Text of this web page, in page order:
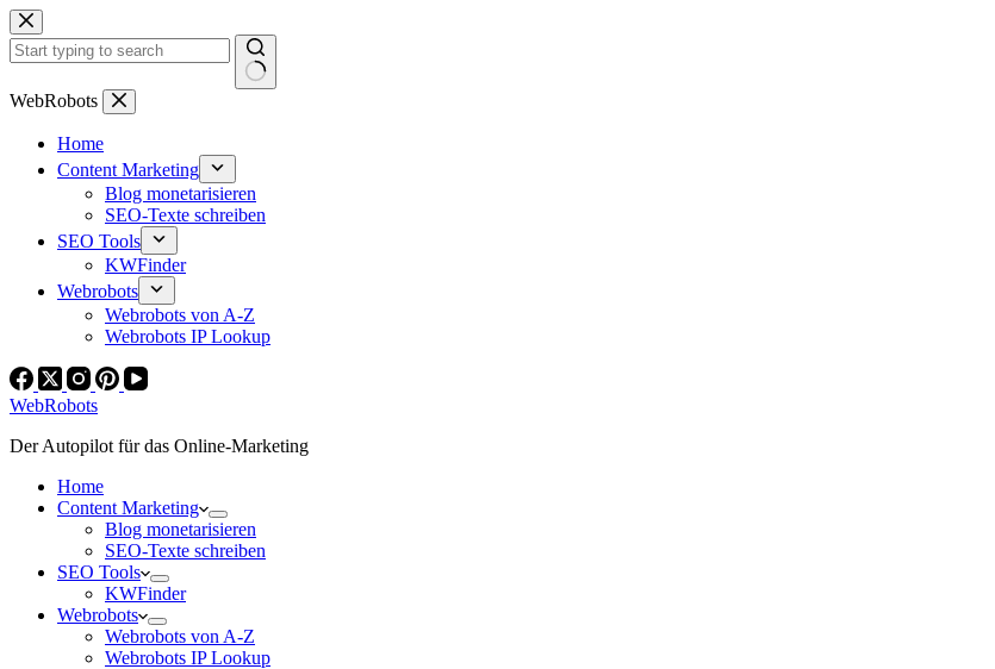
Zum
Inhalt
springen
Keine
WebRobots
Home
Content Marketing
Blog monetarisieren
SEO-Texte schreiben
SEO Tools
KWFinder
Webrobots
Webrobots von A-Z
Webrobots IP Lookup
WebRobots
Der Autopilot für das Online-Marketing
Home
Content Marketing
Blog monetarisieren
SEO-Texte schreiben
SEO Tools
KWFinder
Webrobots
Webrobots von A-Z
Webrobots IP Lookup